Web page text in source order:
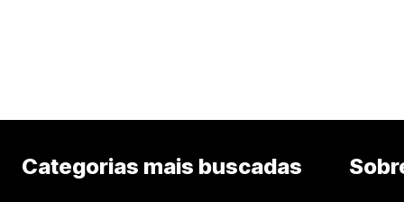
Categorias mais buscadas